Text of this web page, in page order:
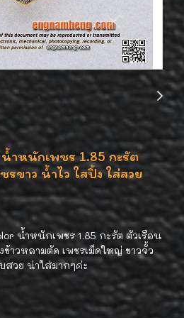
ำหนักเพชร 1.85 กะรัต
ขาว น้ำไว ใสปิ้ง ใส่สวย
น้ำหนักเพชร 1.85 กะรัต ตัวเรือน
าวหลามตัด เพชรเม็ดใหญ่ ขาวจั้ว
สวย น่าใส่มากๆค่ะ